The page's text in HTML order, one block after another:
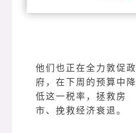
他们也正在全力敦促政
府，在下周的预算中降
低这一税率，拯救房
市、挽救经济衰退。